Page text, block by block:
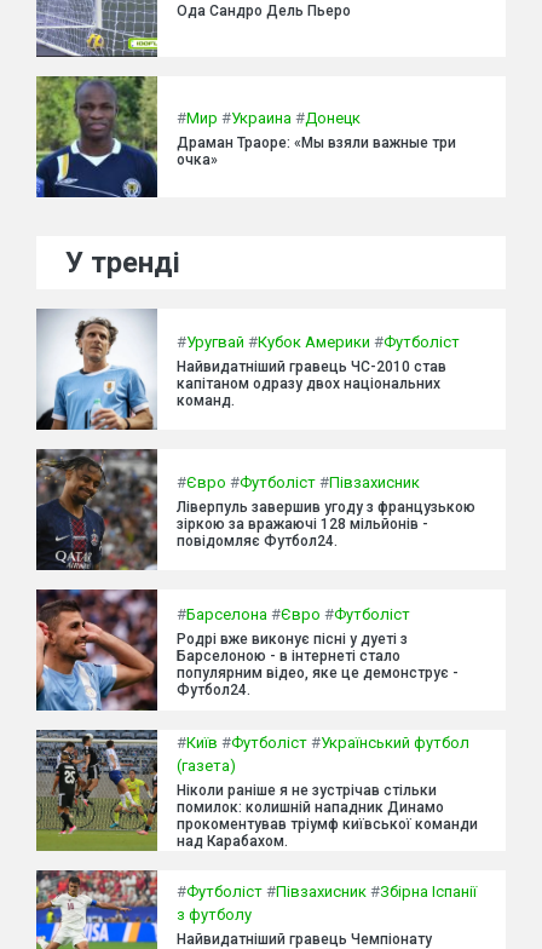
Ода Сандро Дель Пьеро
#Мир #Украина #Донецк
Драман Траоре: «Мы взяли важные три
очка»
У тренді
#Уругвай #Кубок Америки #Футболіст
Найвидатніший гравець ЧС-2010 став
капітаном одразу двох національних
команд.
#Євро #Футболіст #Півзахисник
Ліверпуль завершив угоду з французькою
зіркою за вражаючі 128 мільйонів -
повідомляє Футбол24.
#Барселона #Євро #Футболіст
Родрі вже виконує пісні у дуеті з
Барселоною - в інтернеті стало
популярним відео, яке це демонструє -
Футбол24.
#Київ #Футболіст #Український футбол
(газета)
Ніколи раніше я не зустрічав стільки
помилок: колишній нападник Динамо
прокоментував тріумф київської команди
над Карабахом.
#Футболіст #Півзахисник #Збірна Іспанії
з футболу
Найвидатніший гравець Чемпіонату